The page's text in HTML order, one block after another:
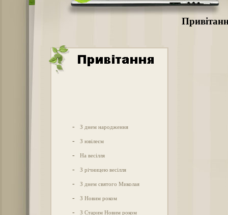
- З днем народження
- З ювілеєм
- На весілля
- З річницею весілля
- З днем святого Миколая
- З Новим роком
- З Старим Новим роком